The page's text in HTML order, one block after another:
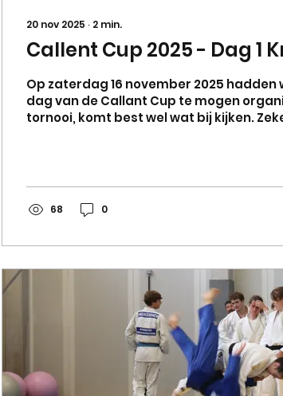
20 nov 2025 ∙ 2 min.
Callent Cup 2025 - Dag 1
Op zaterdag 16 november 2025 hadden
dag van de Callant Cup te mogen
tornooi, komt best wel wat bij kijken.
elkaar. Na de vrijdagtraining, zijn we
Gelukkig zijn er heel wat bereidwillige
met Erin, Jana, Nora, Anne en...
68 0